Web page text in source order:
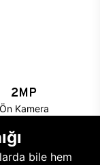
2MP
Ön Kamera
bile hem